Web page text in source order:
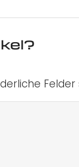
Felder